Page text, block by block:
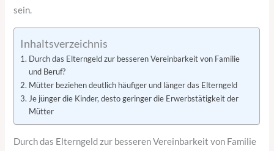
sein.
Inhaltsverzeichnis
Durch das Elterngeld zur besseren Vereinbarkeit von Familie
und Beruf?
Mütter beziehen deutlich häufiger und länger das Elterngeld
Je jünger die Kinder, desto geringer die Erwerbstätigkeit der
Mütter
Durch das Elterngeld zur besseren Vereinbarkeit von Familie